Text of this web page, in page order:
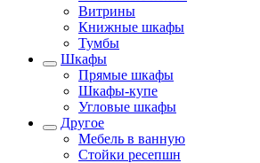
Витрины
Книжные шкафы
Тумбы
Шкафы
Прямые шкафы
Шкафы-купе
Угловые шкафы
Другое
Мебель в ванную
Стойки ресепшн